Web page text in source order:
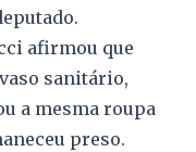
afirmou que
sanitário,
a mesma roupa
preso.